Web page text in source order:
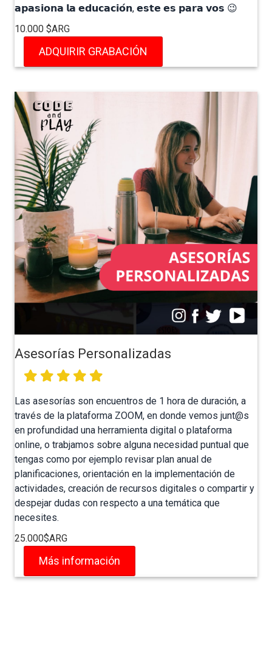
𝗮𝗽𝗮𝘀𝗶𝗼𝗻𝗮 𝗹𝗮 𝗲𝗱𝘂𝗰𝗮𝗰𝗶𝗼́𝗻, 𝗲𝘀𝘁𝗲 𝗲𝘀 𝗽𝗮𝗿𝗮 𝘃𝗼𝘀 😉 ⁣⁣
10.000 $ARG
ADQUIRIR GRABACIÓN
Asesorías Personalizadas
Las asesorías son encuentros de 1 hora de duración, a
través de la plataforma ZOOM, en donde vemos junt@s
en profundidad una herramienta digital o plataforma
online, o trabjamos sobre alguna necesidad puntual que
tengas como por ejemplo revisar plan anual de
planificaciones, orientación en la implementación de
actividades, creación de recursos digitales o compartir y
despejar dudas con respecto a una temática que
necesites.
25.000$ARG
Más información